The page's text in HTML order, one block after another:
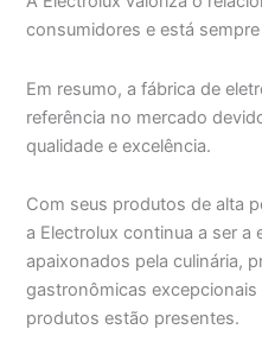
consumidores e está
Em resumo, a fábrica de
referência no mercado
qualidade e excelência.
Com seus produtos de alta
a Electrolux continua a ser a
apaixonados pela culinária,
gastronômicas
produtos estão presentes.